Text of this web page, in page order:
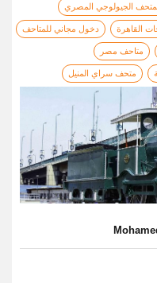
الجيولوجي المصري
القاهرة دخول مجاني للمتاحف
متاحف مصر
متحف سراي المنيل